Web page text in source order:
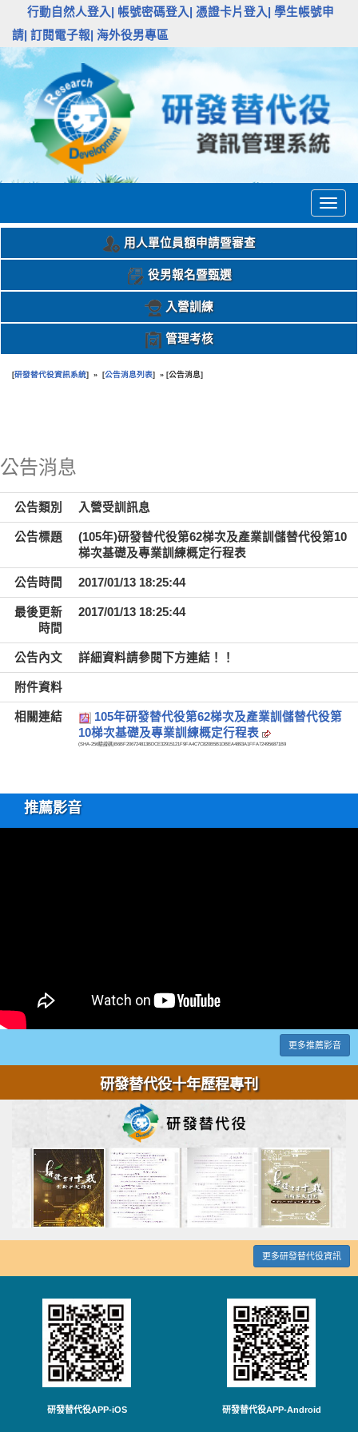
行動自然人登入| 帳號密碼登入| 憑證卡片登入|
學生帳號申
請| 訂閱電子報| 海外役男專區
用人單位員額申請暨審查
役男報名暨甄選
入營訓練
管理考核
[研發替代役資訊系統] » [公告消息列表] » [公告消息]
公告消息
公告類別 入營受訓訊息
公告標題
(105年)研發替代役第62梯次及產業訓儲替代役第10
梯次基礎及專業訓練概定行程表
公告時間 2017/01/13 18:25:44
最後更新
時間
2017/01/13 18:25:44
公告內文 詳細資料請參閱下方連結！！
附件資料
相關連結
105年研發替代役第62梯次及產業訓儲替代役第
10梯次基礎及專業訓練概定行程表
(SHA-256驗證碼)B6BF206724813BDCE32915121F9FA4C7C820B5B1DBEA4893A1FFA724956871B9
推薦影音
更多推薦影音
研發替代役十年歷程專刊
更多研發替代役資訊
研發替代役APP-iOS 研發替代役APP-Android